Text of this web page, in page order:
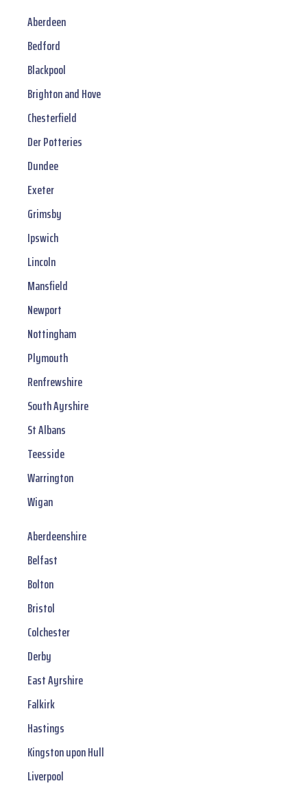
Aberdeen
Bedford
Blackpool
Brighton and Hove
Chesterfield
Der Potteries
Dundee
Exeter
Grimsby
Ipswich
Lincoln
Mansfield
Newport
Nottingham
Plymouth
Renfrewshire
South Ayrshire
St Albans
Teesside
Warrington
Wigan
Aberdeenshire
Belfast
Bolton
Bristol
Colchester
Derby
East Ayrshire
Falkirk
Hastings
Kingston upon Hull
Liverpool